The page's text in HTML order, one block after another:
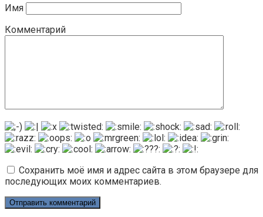
Имя
Комментарий
Сохранить моё имя и адрес сайта в этом браузере для
последующих моих комментариев.